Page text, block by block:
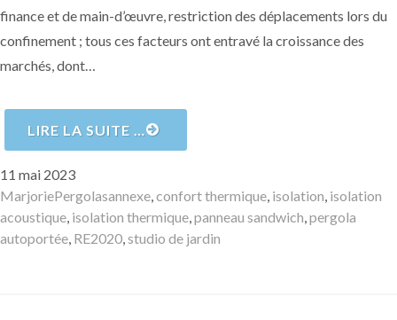
finance et de main-d’œuvre, restriction des déplacements lors du
confinement ; tous ces facteurs ont entravé la croissance des
marchés, dont…
LIRE LA SUITE …
Publié
le
11 mai 2023
Auteur
MarjorieCatégories
PergolasMots-
clés
annexe,confort thermique, isolation, isolation
acoustique, isolation thermique,panneau sandwich,pergola
autoportée, RE2020,studio de jardin